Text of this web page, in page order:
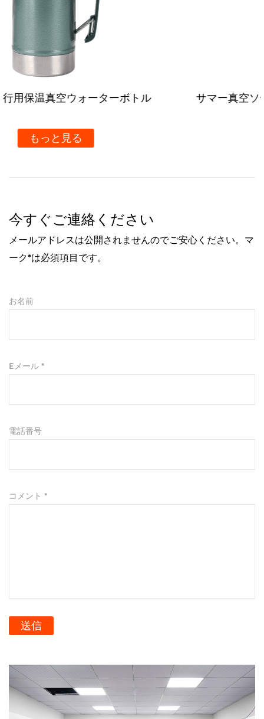
カスタマイズ可能なデザイン:
AIJUN では、パーソナライゼーションが鍵であること
ドのタッチを加えるためにロゴを追加したりすることが
用など、あなたのスタイルや好みに合わせてこのボトル
真空ウォーターボトルの多用途性には限界がありませ
ん。大容量なので、さまざまなアクティビティや機会に
適しており、人生がどこへ行っても、常に水分補給がで
んでいるときも、忙しい仕事を頑張っているときも、こ
のボトルは信頼できる相棒であり、お気に入りの飲み物
要約すると、AIJUN の大容量トラベル サーマル真空ウ
イズ可能なデザインオプションを備えたこのボトルは、
しているときでも、単に日常生活に取り組んでいるとき
てください。
サマー真空ソーダタンブラー ストローハンドル
今すぐご連絡ください
メールアドレスは公開されませんのでご安心ください。マ
ーク*は必須項目です。
お名前
Eメール *
電話番号
コメント *
送信